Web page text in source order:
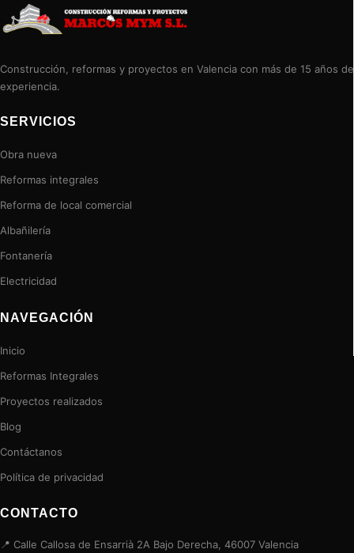
Construcción, reformas y proyectos en Valencia con más de 15 años de
experiencia.
SERVICIOS
Obra nueva
Reformas integrales
Reforma de local comercial
Albañilería
Fontanería
Electricidad
NAVEGACIÓN
Inicio
Reformas Integrales
Proyectos realizados
Blog
Contáctanos
Política de privacidad
CONTACTO
📍 Calle Callosa de Ensarrià 2A Bajo Derecha, 46007 Valencia